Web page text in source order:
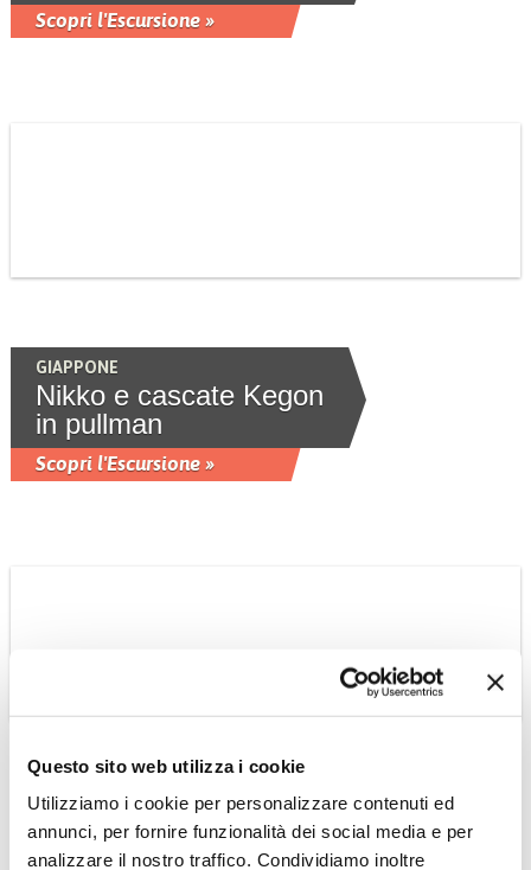
Questo sito web utilizza i cookie
Utilizziamo i cookie per personalizzare contenuti ed
annunci, per fornire funzionalità dei social media e per
analizzare il nostro traffico. Condividiamo inoltre
Scopri l'Escursione »
GIAPPONE
Nikko e cascate Kegon
in pullman
Scopri l'Escursione »
EMIRATI ARABI UNITI
Notte in campo tendato